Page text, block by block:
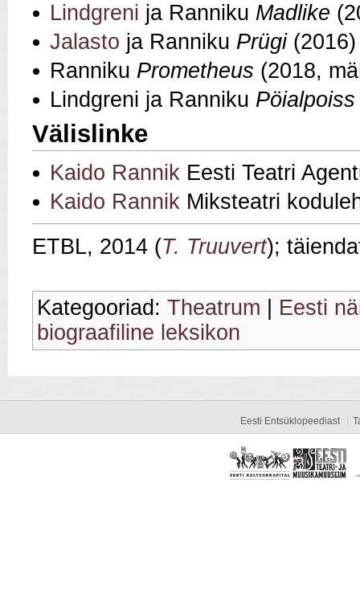
Lindgreni ja Ranniku Madlike
Jalasto ja Ranniku Prügi (2016)
Ranniku Prometheus (2018,
Lindgreni ja Ranniku
Välislinke
Kaido Rannik Eesti Teatri
Kaido Rannik Miksteatri
ETBL, 2014 (T. Truuvert);
Kategooriad: Theatrum
Eesti
biograafiline leksikon
Eesti Entsüklopeediast